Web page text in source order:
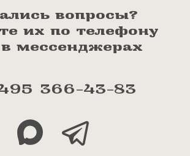
вопросы?
их по телефону
мессенджерах
366-43-83